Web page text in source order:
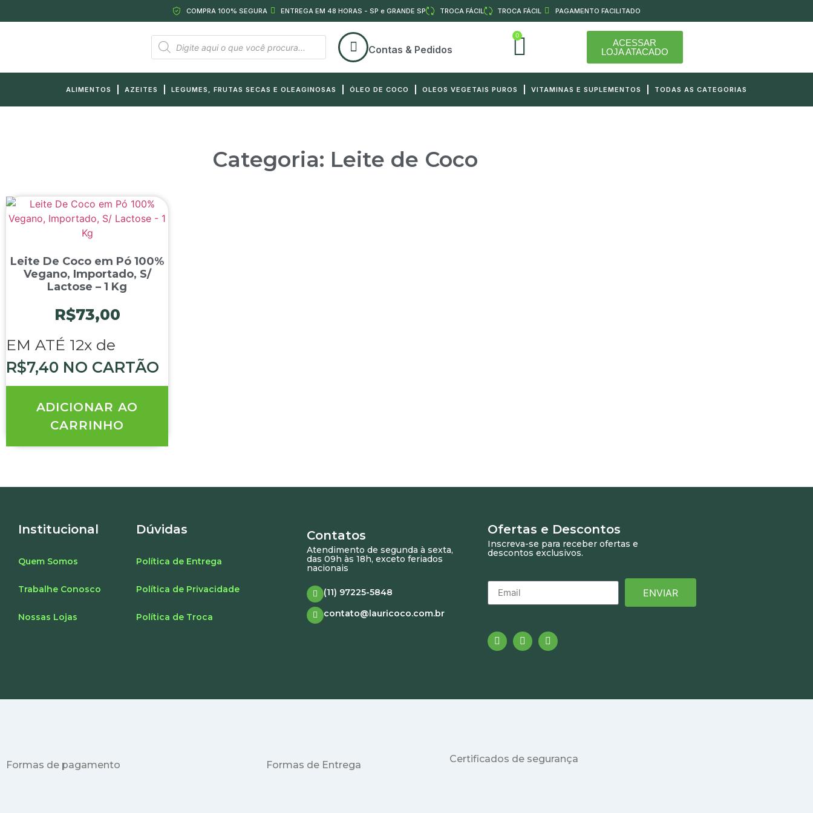
COMPRA 100% SEGURA ENTREGA EM 48 HORAS - SP e GRANDE SP TROCA FÁCIL TROCA FÁCIL PAGAMENTO FACILITADO
Contas & Pedidos
0
ACESSAR
LOJA ATACADO
ALIMENTOS AZEITES LEGUMES, FRUTAS SECAS E OLEAGINOSAS ÓLEO DE COCO OLEOS VEGETAIS PUROS VITAMINAS E SUPLEMENTOS TODAS AS CATEGORIAS
Categoria: Leite de Coco
Leite De Coco em Pó 100%
Vegano, Importado, S/
Lactose – 1 Kg
R$73,00
EM ATÉ 12x de
R$7,40 NO CARTÃO
ADICIONAR AO
CARRINHO
Institucional
Quem Somos
Trabalhe Conosco
Nossas Lojas
Dúvidas
Política de Entrega
Política de Privacidade
Política de Troca
Contatos
Atendimento de segunda à sexta,
das 09h às 18h, exceto feriados
nacionais
(11) 97225-5848
contato@lauricoco.com.br
Ofertas e Descontos
Inscreva-se para receber ofertas e
descontos exclusivos.
ENVIAR
Formas de pagamento Formas de Entrega
Certificados de segurança